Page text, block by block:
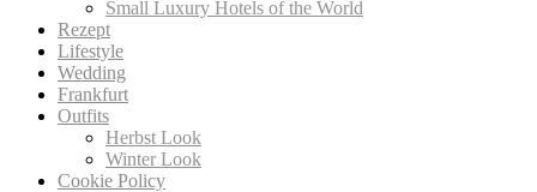
Small Luxury Hotels of the World
Rezept
Lifestyle
Wedding
Frankfurt
Outfits
Herbst Look
Winter Look
Cookie Policy